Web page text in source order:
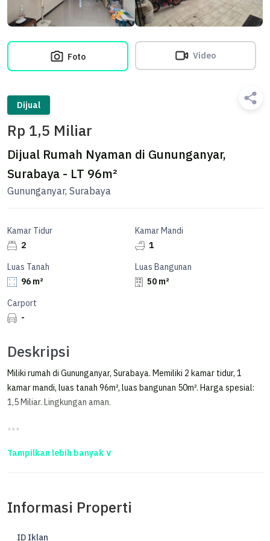
Foto Video
Dijual
Rp 1,5 Miliar
Dijual Rumah Nyaman di Gununganyar,
Surabaya - LT 96m²
Gununganyar, Surabaya
Kamar Tidur
2
Kamar Mandi
1
Luas Tanah
96 m²
Luas Bangunan
50 m²
Carport
-
Deskripsi
Miliki rumah di Gununganyar, Surabaya. Memiliki 2 kamar tidur, 1
kamar mandi, luas tanah 96m², luas bangunan 50m². Harga spesial:
1,5 Miliar. Lingkungan aman.
***
Selling Points:
》Row jalan 3 mobil
Informasi Properti
ID Iklan